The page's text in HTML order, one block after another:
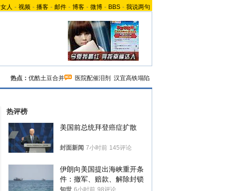
女人 - 视频 - 播客 - 邮件 - 博客 - 微博 - BBS - 我说两句
热点： 优酷土豆合并 医院配催泪剂 汉宜高铁塌陷
热评榜
美国前总统拜登癌症扩散
封面新闻 7小时前 145评论
伊朗向美国提出海峡重开条
件：撤军、赔款、解除封锁